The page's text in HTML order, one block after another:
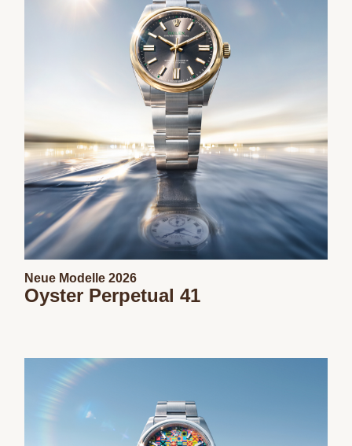
Neue Modelle 2026
Oyster Perpetual 41